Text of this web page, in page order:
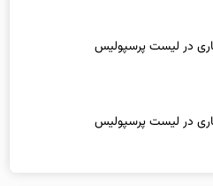
در لیست پرسپولیس
در لیست پرسپولیس